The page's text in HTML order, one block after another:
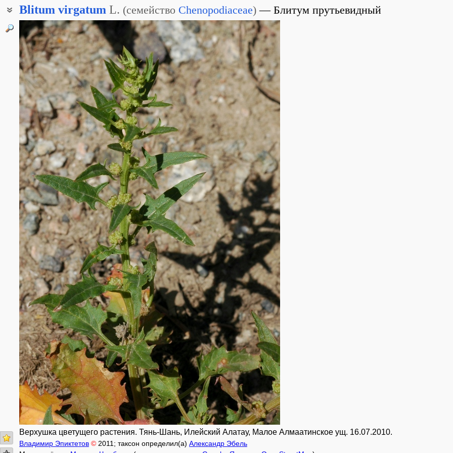
Blitum virgatum L. (семейство Chenopodiaceae) Блитум прутьевидный
Блитум олиственный
Жминда лозная
Жминда прутьевидная
Марь многолистная
Марь олиственная
Жминда обыкновенная
Земляничный шпинат
Шпинат многолистный
Шпинат-малина
Верхушка цветущего растения. Тянь-Шань, Илейский Алатау, Малое Алмаатинское ущ. 16.07.2010.
Владимир Эпиктетов © 2011 ; таксон определил(а) Александр Эбель